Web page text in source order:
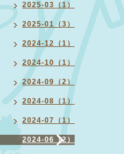
2025-03（1）
2025-01（3）
2024-12（1）
2024-10（1）
2024-09（2）
2024-08（1）
2024-07（1）
2024-06（2）